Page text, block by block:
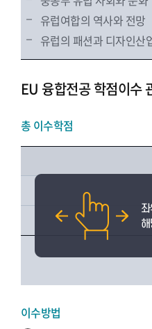
유럽여합의 역사와 전망
유럽의 패션과 디자인산
EU 융합전공 학점이수
총 이수학점
이수방법